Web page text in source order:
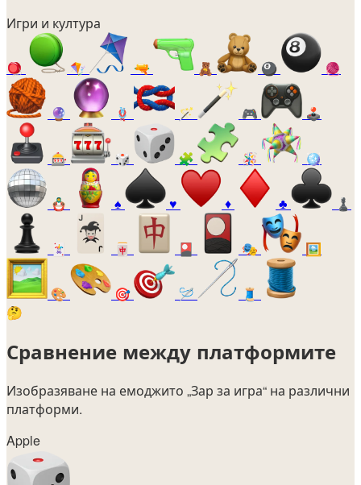
Игри и култура
🪀 🪁 🔫 🧸 🎱 🧶
🔮 🪢 🪄 🎮 🕹️
🎰 🎲 🧩 🪅 🪩
🪆 ♠️ ♥️ ♦️ ♣️ ♟️
🃏 🀄 🎴 🎭 🖼️
🎨 🎯 🪡
🧵
🤔
Сравнение между платформите
Изобразяване на емоджито „Зар за игра“ на различни
платформи.
Apple